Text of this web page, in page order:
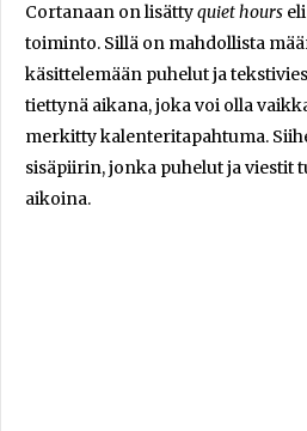
Cortanaan on lisättyquiet hours
toiminto. Sillä on mahdollista
käsittelemään puhelut ja
tiettynä aikana, joka voi olla
merkitty kalenteritapahtuma.
sisäpiirin, jonka puhelut ja viestit
aikoina.